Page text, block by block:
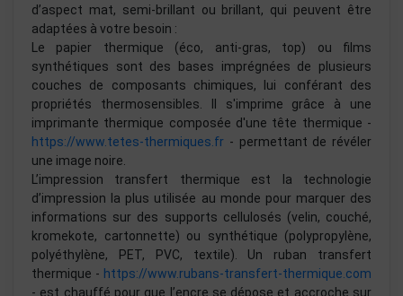
d’aspect mat, semi-brillant ou brillant, qui peuvent être
adaptées à votre besoin :
Le papier thermique (éco, anti-gras, top) ou films
synthétiques sont des bases imprégnées de plusieurs
couches de composants chimiques, lui conférant des
propriétés thermosensibles. Il s'imprime grâce à une
imprimante thermique composée d'une tête thermique -
https://www.tetes-thermiques.fr - permettant de révéler
une image noire.
L’impression transfert thermique est la technologie
d’impression la plus utilisée au monde pour marquer des
informations sur des supports cellulosés (velin, couché,
kromekote, cartonnette) ou synthétique (polypropylène,
polyéthylène, PET, PVC, textile). Un ruban transfert
thermique - https://www.rubans-transfert-thermique.com
- est chauffé pour que l’encre se dépose et accroche sur